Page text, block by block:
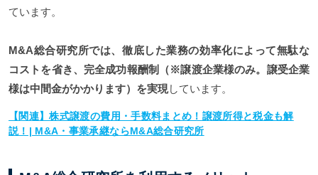
ています。
M&A総合研究所では、徹底した業務の効率化によって無駄な
コストを省き、完全成功報酬制（※譲渡企業様のみ。譲受企業
様は中間金がかかります）を実現しています。
【関連】株式譲渡の費用・手数料まとめ！譲渡所得と税金も解
説！| M&A・事業承継ならM&A総合研究所